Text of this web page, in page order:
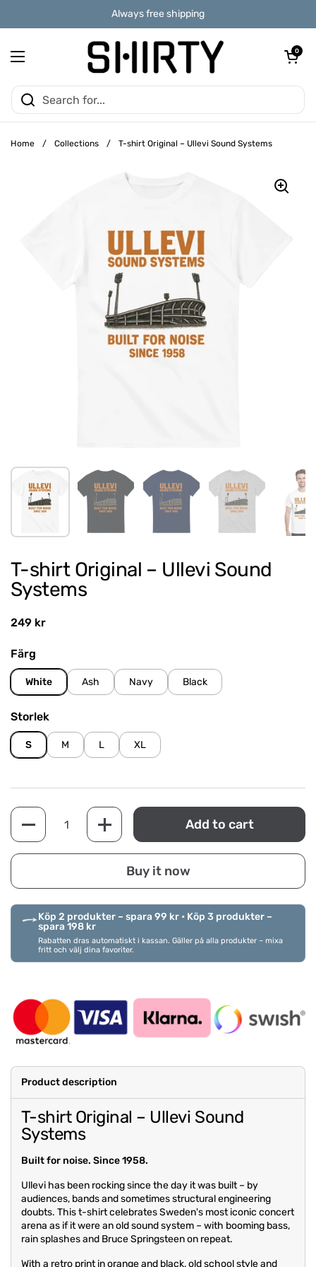
Always free shipping
Open menu
Open
0
Home / Collections / T-shirt Original – Ullevi Sound Systems
Show slide 1 Show slide 2 Show slide 3 Show slide 4
T-shirt Original – Ullevi Sound
Systems
Regular price
249 kr
Färg
White Ash Navy Black
Storlek
S M L XL
Quantity
Add to cart
Buy it now
Köp 2 produkter – spara 99 kr • Köp 3 produkter –
spara 198 kr
Rabatten dras automatiskt i kassan. Gäller på alla produkter – mixa
fritt och välj dina favoriter.
Product description
T-shirt Original – Ullevi Sound
Systems
Built for noise. Since 1958.
Ullevi has been rocking since the day it was built – by
audiences, bands and sometimes structural engineering
doubts. This t-shirt celebrates Sweden's most iconic concert
arena as if it were an old sound system – with booming bass,
rain splashes and Bruce Springsteen on repeat.
With a retro print in orange and black, old school style and